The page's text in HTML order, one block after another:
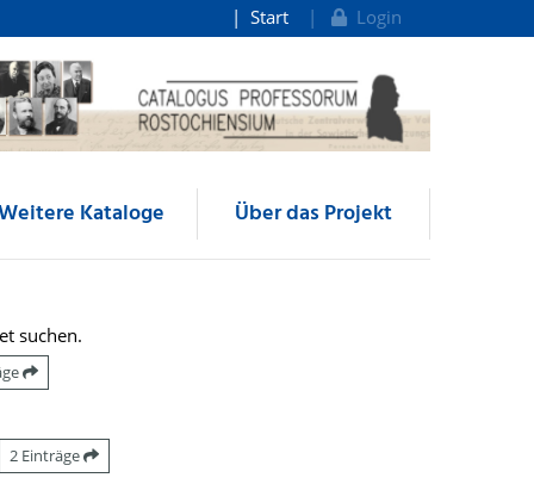
Start Login
Kataloge Über das Projekt
suchen.
2 Einträge